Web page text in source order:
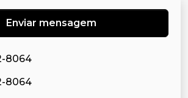
Enviar mensagem
8064
8064